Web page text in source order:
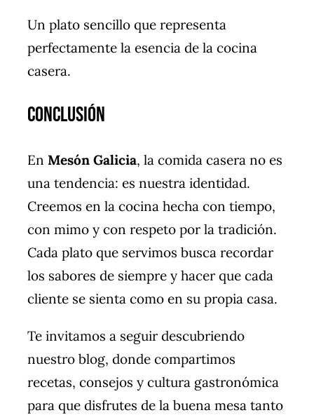
Un plato sencillo que representa
perfectamente la esencia de la cocina
casera.
Conclusión
En Mesón Galicia, la comida casera no es
una tendencia: es nuestra identidad.
Creemos en la cocina hecha con tiempo,
con mimo y con respeto por la tradición.
Cada plato que servimos busca recordar
los sabores de siempre y hacer que cada
cliente se sienta como en su propia casa.
Te invitamos a seguir descubriendo
nuestro blog, donde compartimos
recetas, consejos y cultura gastronómica
para que disfrutes de la buena mesa tanto